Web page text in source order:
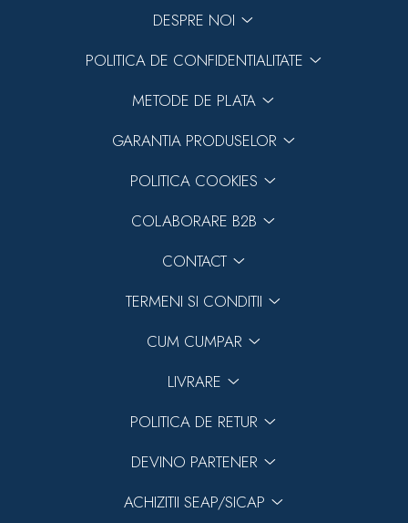
DESPRE NOI
POLITICA DE CONFIDENTIALITATE
METODE DE PLATA
GARANTIA PRODUSELOR
POLITICA COOKIES
COLABORARE B2B
CONTACT
TERMENI SI CONDITII
CUM CUMPAR
LIVRARE
POLITICA DE RETUR
DEVINO PARTENER
ACHIZITII SEAP/SICAP